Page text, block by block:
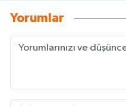
Yorumlar